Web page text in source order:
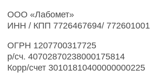
ООО «Лабомет»
ИНН / КПП 7726467694/ 772601001
ОГРН 1207700317725
р/сч. 40702870238000175814
Корр/счет 30101810400000000225